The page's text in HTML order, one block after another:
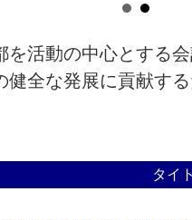
活動の中心とする
全な発展に貢献す
タイ